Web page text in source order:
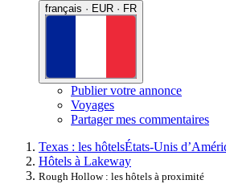
français · EUR · FR
Publier votre annonce
Voyages
Partager mes commentaires
Texas : les hôtelsÉtats-Unis
Hôtels à Lakeway
Rough Hollow : les hôtels à proximité